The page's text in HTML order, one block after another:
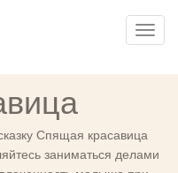
Спящая красавица
заниматься делами